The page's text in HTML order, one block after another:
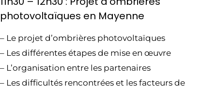
photovoltaïques en Mayenne
– Le projet d’ombrières photovoltaïques
– Les différentes étapes de mise en œuvre
– L’organisation entre les partenaires
– Les difficultés rencontrées et les facteurs de